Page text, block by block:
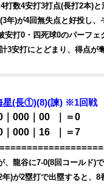
打数4安打3打点(長打2本)
年)が4回無失点と好投し、
安打0・四死球0のパーフェ
3安打にとどまり、得点が
星(長①)(8)(諫) ※1回戦
000｜00
｜＝0
000｜16
｜＝7
、龍谷に7-0(8回コールド)
年)が2塁打で出塁すると、